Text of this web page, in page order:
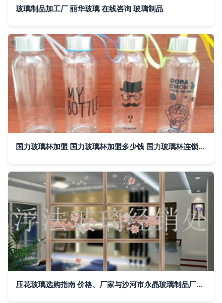
玻璃制品加工厂 丽华玻璃 在线咨询 玻璃制品
国力玻璃杯加盟 国力玻璃杯加盟多少钱 国力玻璃杯连锁加盟店
压花玻璃选购指南 价格、厂家与沙河市永晶玻璃制品厂的优势